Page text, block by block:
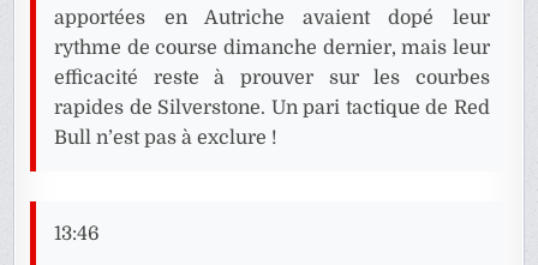
apportées en Autriche avaient dopé leur
rythme de course dimanche dernier, mais leur
efficacité reste à prouver sur les courbes
rapides de Silverstone. Un pari tactique de Red
Bull n’est pas à exclure !
13:46